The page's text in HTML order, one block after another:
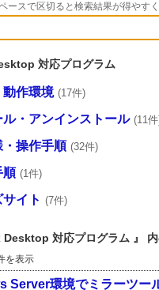
ースで区切ると検索結果が得やす
対応プログラム
動作環境 (17件)
ル・アンインストール (11
操作手順 (32件)
順 (1件)
イト (7件)
Desktop 対応プログラム 』
を表示
Server環境でミラーツー